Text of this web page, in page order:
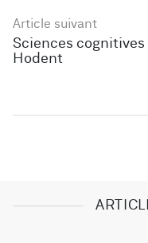
Article suivant
Sciences cognitives
Hodent